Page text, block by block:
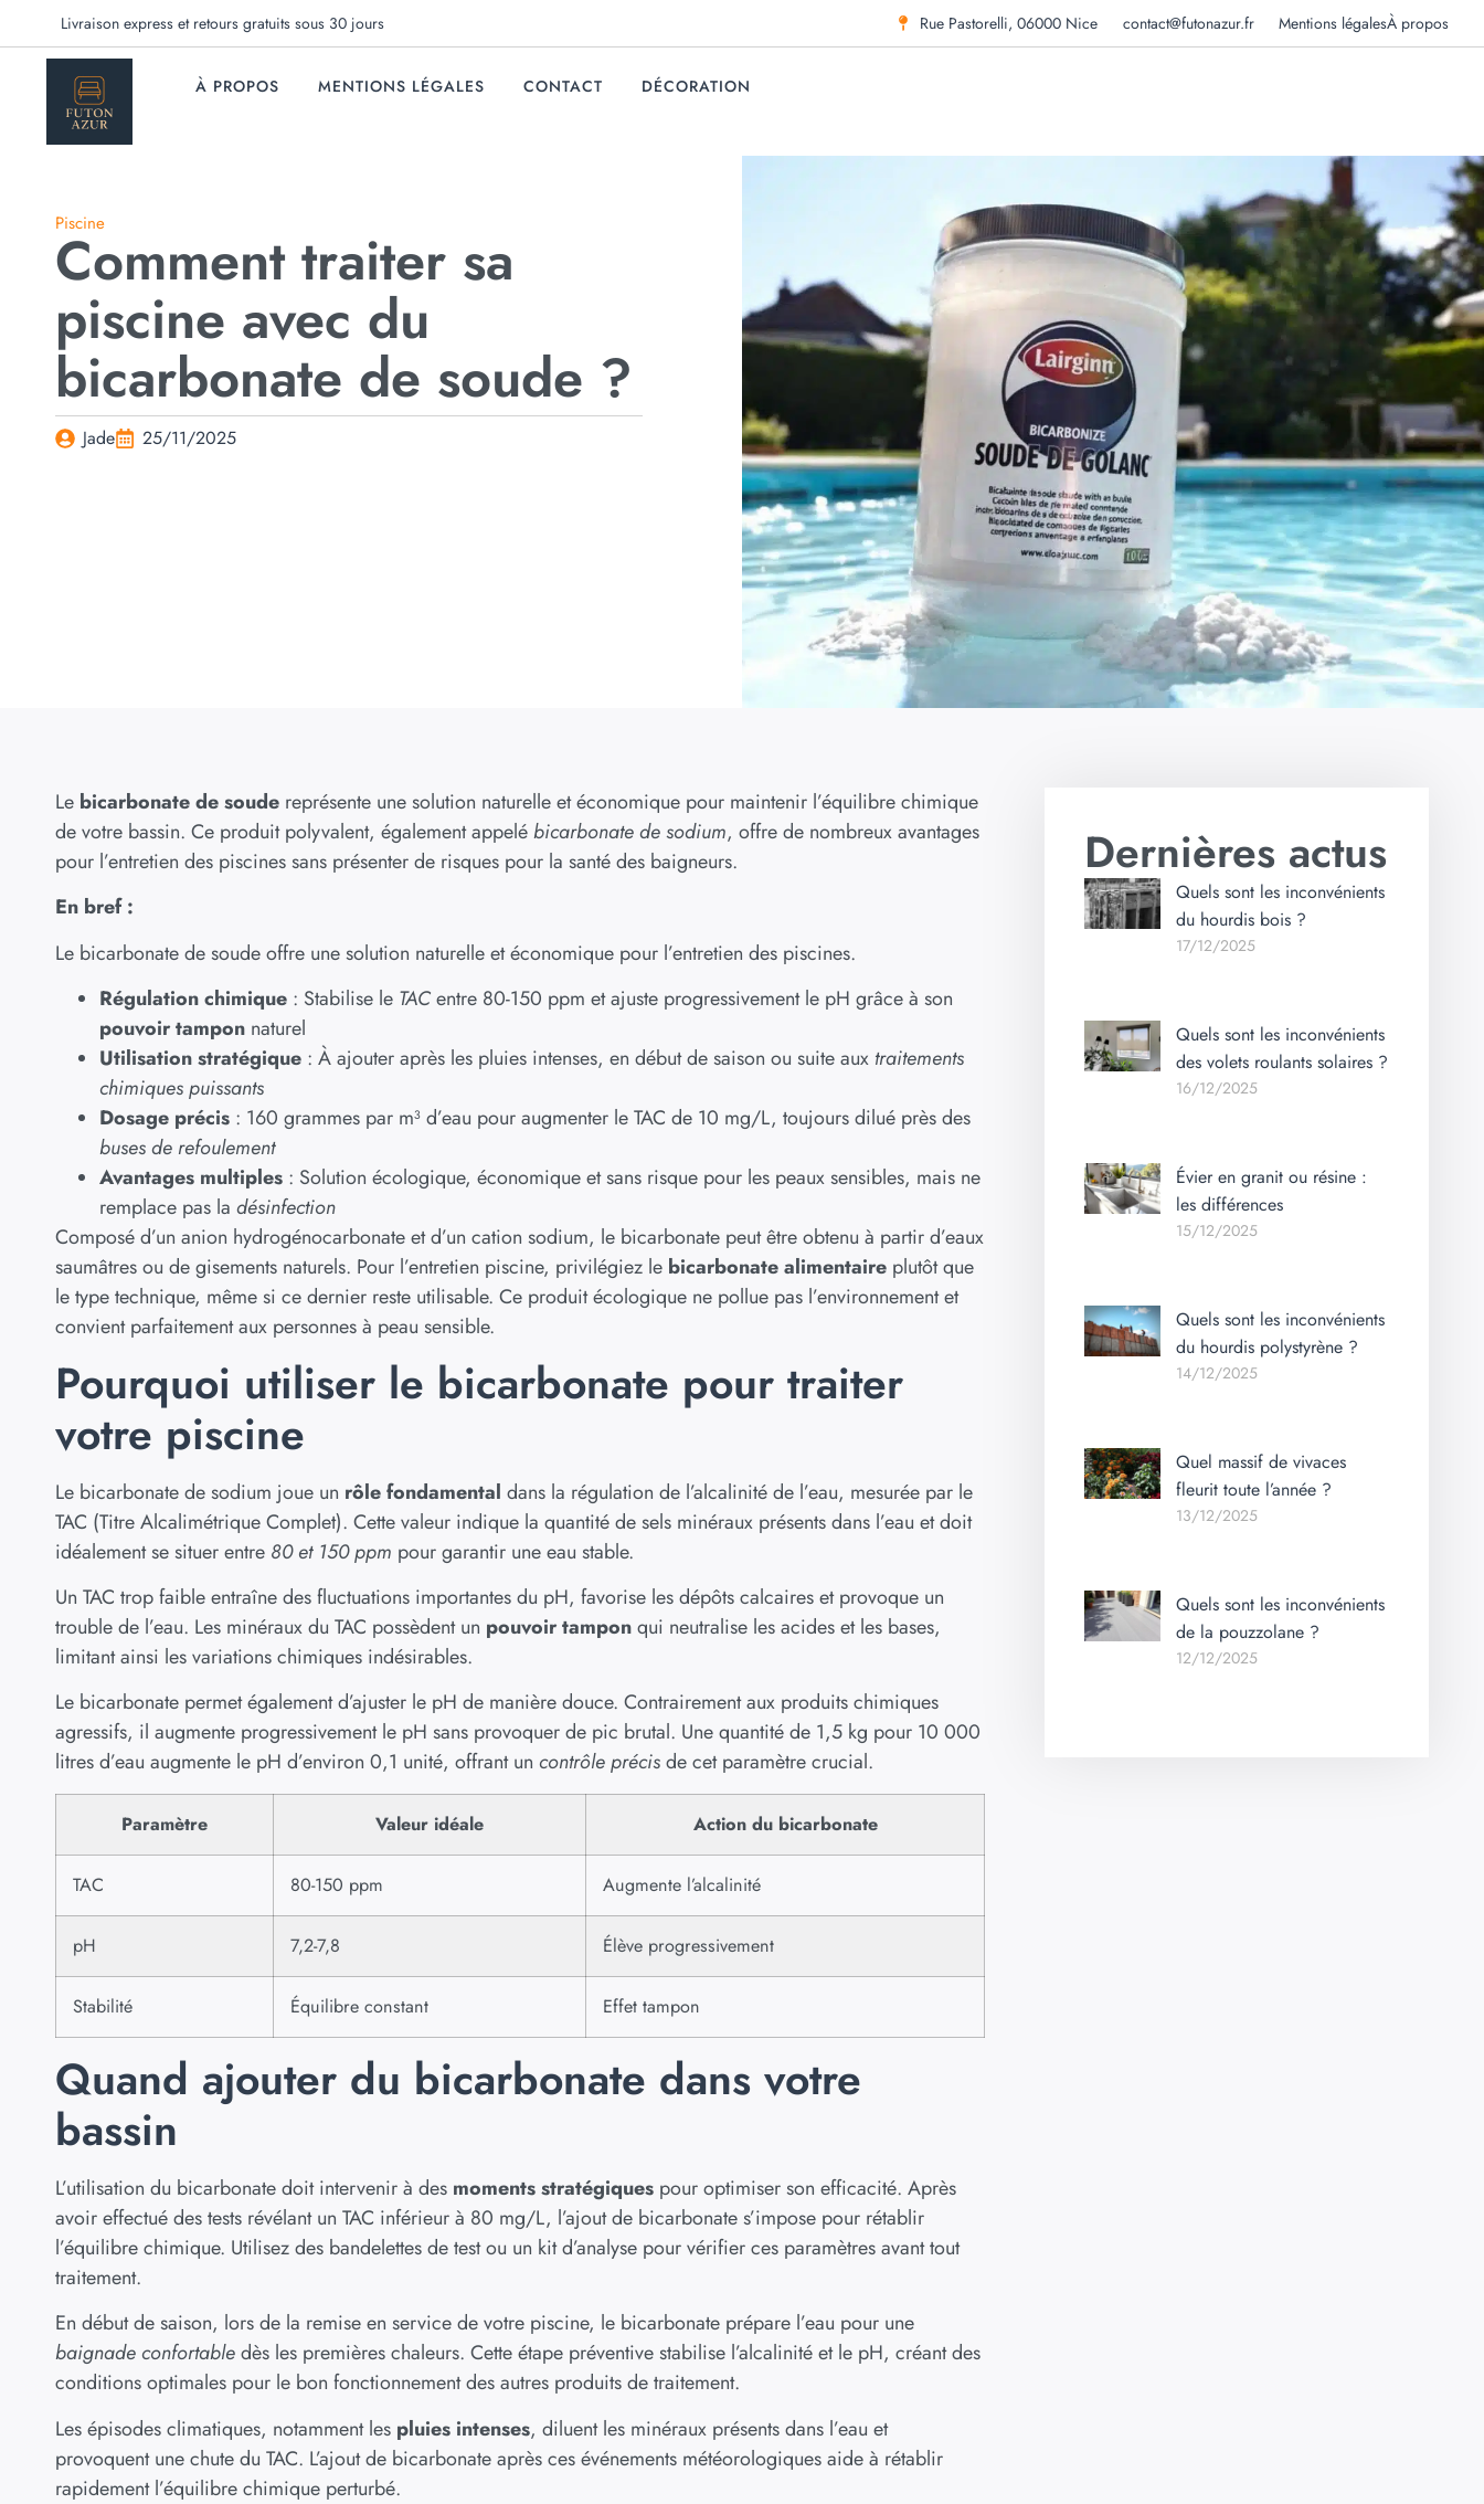
Livraison express et retours gratuits sous 30 jours Rue Pastorelli, 06000 Nice contact@futonazur.fr Mentions légalesÀ propos
À PROPOS MENTIONS LÉGALES CONTACT DÉCORATION
Piscine
Comment traiter sa
piscine avec du
bicarbonate de soude ?
Jade 25/11/2025
Le bicarbonate de soude représente une solution naturelle et économique pour maintenir l’équilibre chimique
de votre bassin. Ce produit polyvalent, également appelébicarbonate de sodium, offre de nombreux avantages
pour l’entretien des piscines sans présenter de risques pour la santé des baigneurs.
En bref :
Le bicarbonate de soude offre une solution naturelle et économique pour l’entretien des piscines.
Régulation chimique : Stabilise le TACentre 80-150 ppm et ajuste progressivement le pH grâce à son
pouvoir tampon naturel
Utilisation stratégique : À ajouter après les pluies intenses, en début de saison ou suite aux traitements
chimiques puissants
Dosage précis : 160 grammes par m³ d’eau pour augmenter le TAC de 10 mg/L, toujours dilué près des
buses de refoulement
Avantages multiples : Solution écologique, économique et sans risque pour les peaux sensibles, mais ne
remplace pas la désinfection
Composé d’un anion hydrogénocarbonate et d’un cation sodium, le bicarbonate peut être obtenu à partir d’eaux
saumâtres ou de gisements naturels. Pour l’entretien piscine, privilégiez le bicarbonate alimentaire plutôt que
le type technique, même si ce dernier reste utilisable. Ce produit écologique ne pollue pas l’environnement et
convient parfaitement aux personnes à peau sensible.
Pourquoi utiliser le bicarbonate pour traiter
votre piscine
Le bicarbonate de sodium joue un rôle fondamental dans la régulation de l’alcalinité de l’eau, mesurée par le
TAC (Titre Alcalimétrique Complet). Cette valeur indique la quantité de sels minéraux présents dans l’eau et doit
idéalement se situer entre 80 et 150 ppm pour garantir une eau stable.
Un TAC trop faible entraîne des fluctuations importantes du pH, favorise les dépôts calcaires et provoque un
trouble de l’eau. Les minéraux du TAC possèdent un pouvoir tamponqui neutralise les acides et les bases,
limitant ainsi les variations chimiques indésirables.
Le bicarbonate permet également d’ajuster le pH de manière douce. Contrairement aux produits chimiques
agressifs, il augmente progressivement le pH sans provoquer de pic brutal. Une quantité de 1,5 kg pour 10 000
litres d’eau augmente le pH d’environ 0,1 unité, offrant un contrôle précisde cet paramètre crucial.
Paramètre Valeur idéale Action du bicarbonate
TAC 80-150 ppm Augmente l’alcalinité
pH 7,2-7,8 Élève progressivement
Stabilité Équilibre constant Effet tampon
Quand ajouter du bicarbonate dans votre
bassin
L’utilisation du bicarbonate doit intervenir à des moments stratégiques pour optimiser son efficacité. Après
avoir effectué des tests révélant un TAC inférieur à 80 mg/L, l’ajout de bicarbonate s’impose pour rétablir
l’équilibre chimique. Utilisez des bandelettes de test ou un kit d’analyse pour vérifier ces paramètres avant tout
traitement.
En début de saison, lors de la remise en service de votre piscine, le bicarbonate prépare l’eau pour une
baignade confortabledès les premières chaleurs. Cette étape préventive stabilise l’alcalinité et le pH, créant des
conditions optimales pour le bon fonctionnement des autres produits de traitement.
Les épisodes climatiques, notamment les pluies intenses, diluent les minéraux présents dans l’eau et
provoquent une chute du TAC. L’ajout de bicarbonate après ces événements météorologiques aide à rétablir
rapidement l’équilibre chimique perturbé.
Dernières actus
Quels sont les inconvénients
du hourdis bois ?
17/12/2025
Quels sont les inconvénients
des volets roulants solaires ?
16/12/2025
Évier en granit ou résine :
les différences
15/12/2025
Quels sont les inconvénients
du hourdis polystyrène ?
14/12/2025
Quel massif de vivaces
fleurit toute l’année ?
13/12/2025
Quels sont les inconvénients
de la pouzzolane ?
12/12/2025